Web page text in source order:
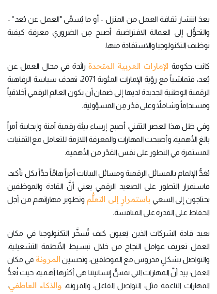
بعدَ انتشار ثقافة العمل من المنزل - أو ما يُسمَّى "العمل عن بُعد" -
والتحوُّل إلى العمالة الافتراضية، أصبح مِن الضروري معرفة كيفية
توظيف التكنولوجيا والاستفادة منها.
كانت حكومة الإمارات العربية المتحدة رائدة في مجال العمل عن
بُعد، فتماشياً مع رؤية الإمارات المئوية 2071، تهدف سياسة الرفاهية
الرقمية الوطنية الجديدة لديها إلى ضمان أن يكون العالم الرقمي أخلاقياً
ومستداماً وشاملاً وعلى قدْر مِن المسؤولية.
وفي ظل هذا العصر التقني، أصبح إرساء بيئة رقمية آمنة وإيجابية أمراً
بالغ الأهمية، وأصبحت المهارات والمعرفة اللازمة للتعامل مع التقنيات
المستمرة في التطور على نفس القدْر من الأهمية.
يُعَدُّ الإلمام بالمسائل الرقمية ومسائل البيانات أمراً هامَّاً جدَّاً بكل تأكيد،
فاستمرار التطور على الصعيد الرقمي يعني أنَّ القادة والموظفين
يحتاجون إلى السعي باستمرارٍ إلى التعلُّم وتطوير مهاراتهم من أجل
الحفاظ على القدرة على المنافسة.
يعيد قادة الشركات الذين يَعيون كيف تُسخَّر التكنولوجيا في مكان
العمل تعريف عوامل النجاح من خلال تبسيط الأنظمة التشغيلية،
والتواصل بشكلٍ مدروس مع الموظفين، وتحسين المرونة في مكان
العمل؛ بيد أنَّ المهارات التي تمسُّ إنسانيتنا هي أكثرها أهمية، حيث تُعدُّ
المهارات الناعمة مثل: التواصل الفاعل، والمرونة، والذكاء العاطفي،